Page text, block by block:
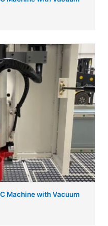
Machine with Vacuum